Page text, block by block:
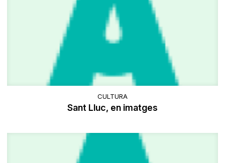
CULTURA
Sant Lluc, en imatges